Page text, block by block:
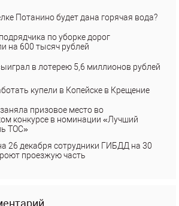
Потанино будет дана горячая вода?
по уборке дорог
на 600 тысяч рублей
в лотерею 5,6 миллионов рублей
купели в Копейске в Крещение
призовое место во
конкурсе в номинации «Лучший
ТОС»
26 декабря сотрудники ГИБДД на 30
проезжую часть